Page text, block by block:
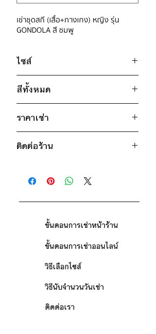
เช่าชุดสกี (เสื้อ+กางเกง) หญิง รุ่น
GONDOLA สี ชมพู
ไซส์
ไซส์ : S
อก 40" / เอว 34" / สะโพก 40" /
ไหล่กว้าง 16" / วงแขน 20" / ยาว
59"
สีทั้งหมด
เหลือง
ราคาเช่า
วันคืน)
ติดต่อร้านเพื่อสอบถามราคา
ติดต่อร้าน
ดูแผนที่ร้าน
ขั้นตอนการเช่าหน้าร้าน
ขั้นตอนการเช่าออนไลน์
วิธีเลือกไซส์
วิธีนับจำนวนวันเช่า
ติดต่อเรา